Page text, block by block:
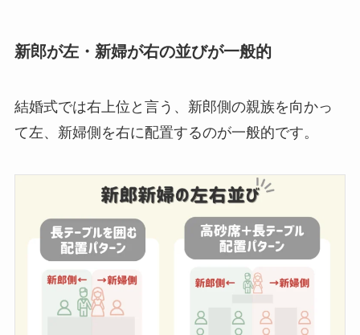
新郎が左・新婦が右の並びが一般的
結婚式では右上位と言う、新郎側の親族を向かっ
て左、新婦側を右に配置するのが一般的です。